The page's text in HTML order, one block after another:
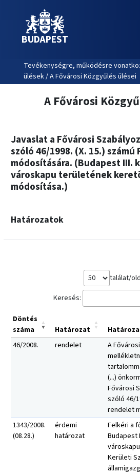
BUDAPEST
Tevékenységre, működésre
ülések / A Fővárosi Közgyűlés ülései
A Fővárosi
Javaslat a Fővárosi
szóló 46/1998. (X. 15.)
módosítására. (Budapest III.
városkapu területének
módosítása.)
Határozatok
találat/
Keresés:
Döntés
száma
Határozat
46/2008.
rendelet
A
(...)
Fővárosi
szóló 46/
rendelet
1343/2008.
(08.28.)
érdemi
határozat
Felkéri a
Budapest
Kerületi